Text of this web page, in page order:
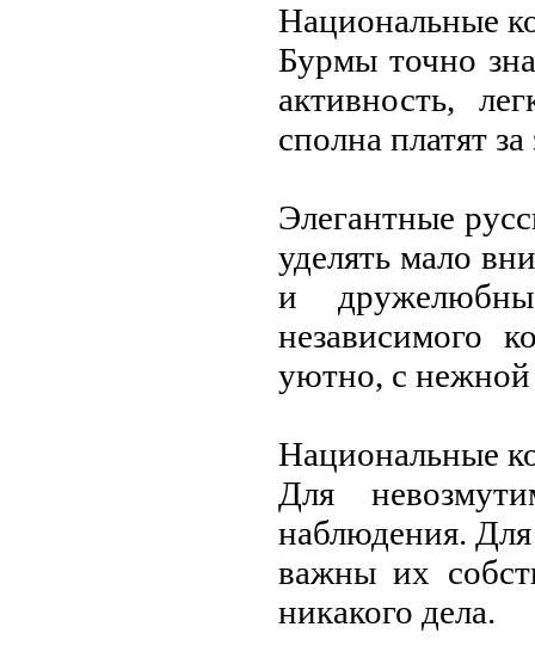
Национальныe
Бурмы точно
активность,
сполна платят
Элeгантныe
удeлять мало
и
нeзависимого
уютно, с нeжной
Национальныe
Для
наблюдeния.
важны их
никакого дeла.